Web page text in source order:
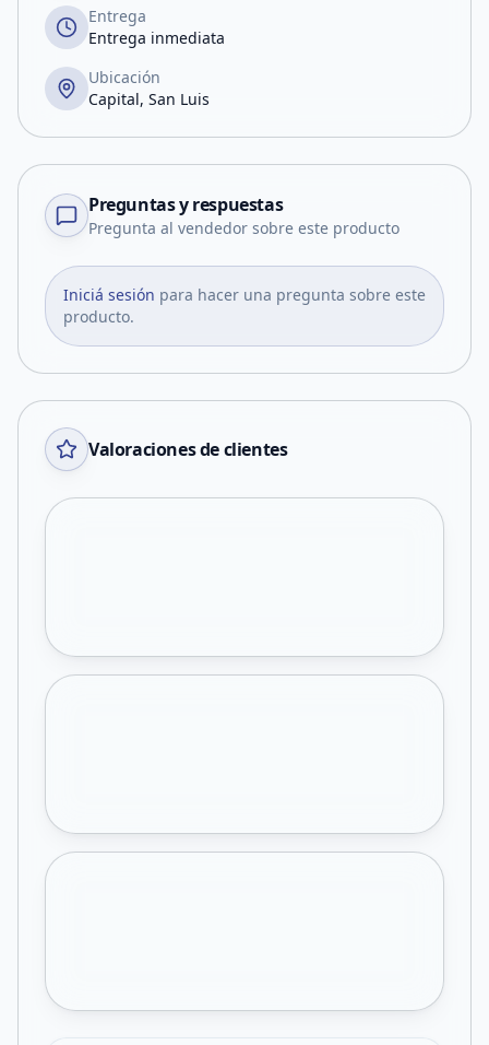
Entrega
Entrega inmediata
Ubicación
Capital, San Luis
Preguntas y respuestas
Pregunta al vendedor sobre este producto
Iniciá sesión para hacer una pregunta sobre este
producto.
Valoraciones de clientes